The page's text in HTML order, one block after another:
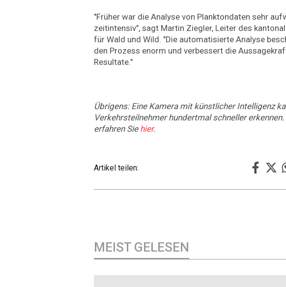
"Früher war die Analyse von Planktondaten sehr
zeitintensiv", sagt Martin Ziegler, Leiter des
für Wald und Wild. "Die automatisierte Analyse
den Prozess enorm und verbessert die
Resultate."
Übrigens: Eine Kamera mit künstlicher Intelligenz
Verkehrsteilnehmer hundertmal schneller
erfahren Sie hier.
Artikel teilen:
MEIST GELESEN